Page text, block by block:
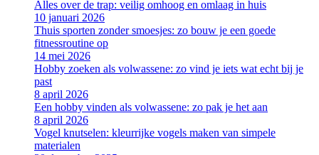
Alles over de trap: veilig omhoog en omlaag in huis
10 januari 2026
Thuis sporten zonder smoesjes: zo bouw je een goede
fitnessroutine op
14 mei 2026
Hobby zoeken als volwassene: zo vind je iets wat echt bij je
past
8 april 2026
Een hobby vinden als volwassene: zo pak je het aan
8 april 2026
Vogel knutselen: kleurrijke vogels maken van simpele
materialen